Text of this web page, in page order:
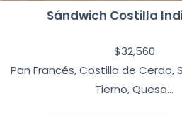
Sándwich Costilla
$32,560
Pan Francés, Costilla de Cerdo,
Tierno, Queso...